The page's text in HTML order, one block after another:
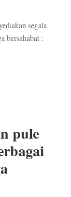
segala
bersahabat :
pule